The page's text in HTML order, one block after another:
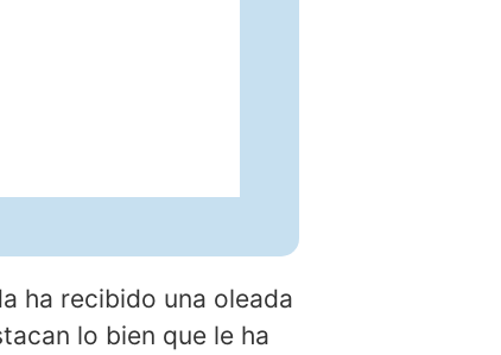
ha recibido una oleada
lo bien que le ha